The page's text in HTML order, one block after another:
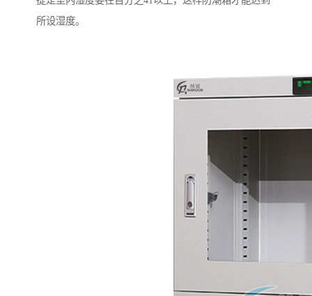
所设湿度。